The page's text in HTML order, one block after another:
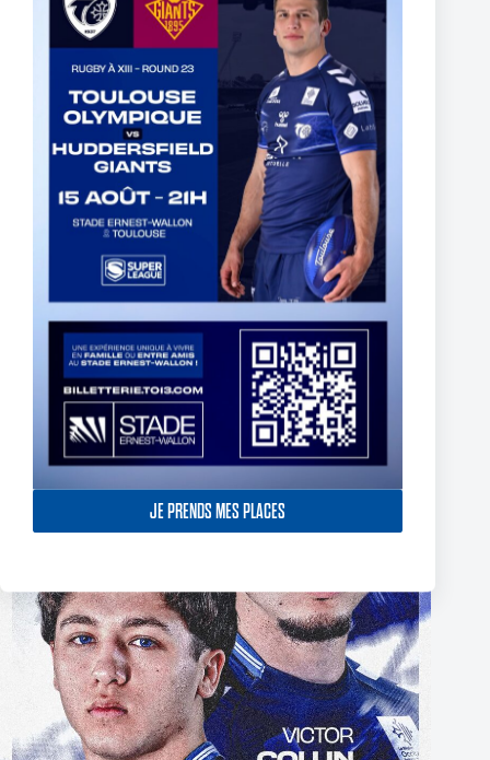
JE PRENDS MES PLACES
Two Toulouse Olympique Academy Graduates Sign Their
First Professional Contracts.
5 août 2026